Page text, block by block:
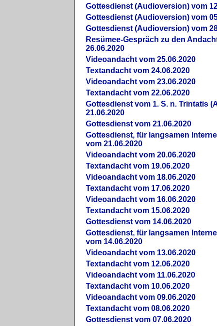
Gottesdienst (Audioversion) vom
Gottesdienst (Audioversion) vom
Gottesdienst (Audioversion) vom
Re­sü­mee-Gespräch zu den
26.06.2020
Videoandacht vom 25.06.2020
Textandacht vom 24.06.2020
Videoandacht vom 23.06.2020
Textandacht vom 22.06.2020
Gottesdienst vom 1. S. n. Trintatis
21.06.2020
Gottesdienst vom 21.06.2020
Gottesdienst, für langsamen
vom 21.06.2020
Videoandacht vom 20.06.2020
Textandacht vom 19.06.2020
Videoandacht vom 18.06.2020
Textandacht vom 17.06.2020
Videoandacht vom 16.06.2020
Textandacht vom 15.06.2020
Gottesdienst vom 14.06.2020
Gottesdienst, für langsamen
vom 14.06.2020
Videoandacht vom 13.06.2020
Textandacht vom 12.06.2020
Videoandacht vom 11.06.2020
Textandacht vom 10.06.2020
Videoandacht vom 09.06.2020
Textandacht vom 08.06.2020
Gottesdienst vom 07.06.2020